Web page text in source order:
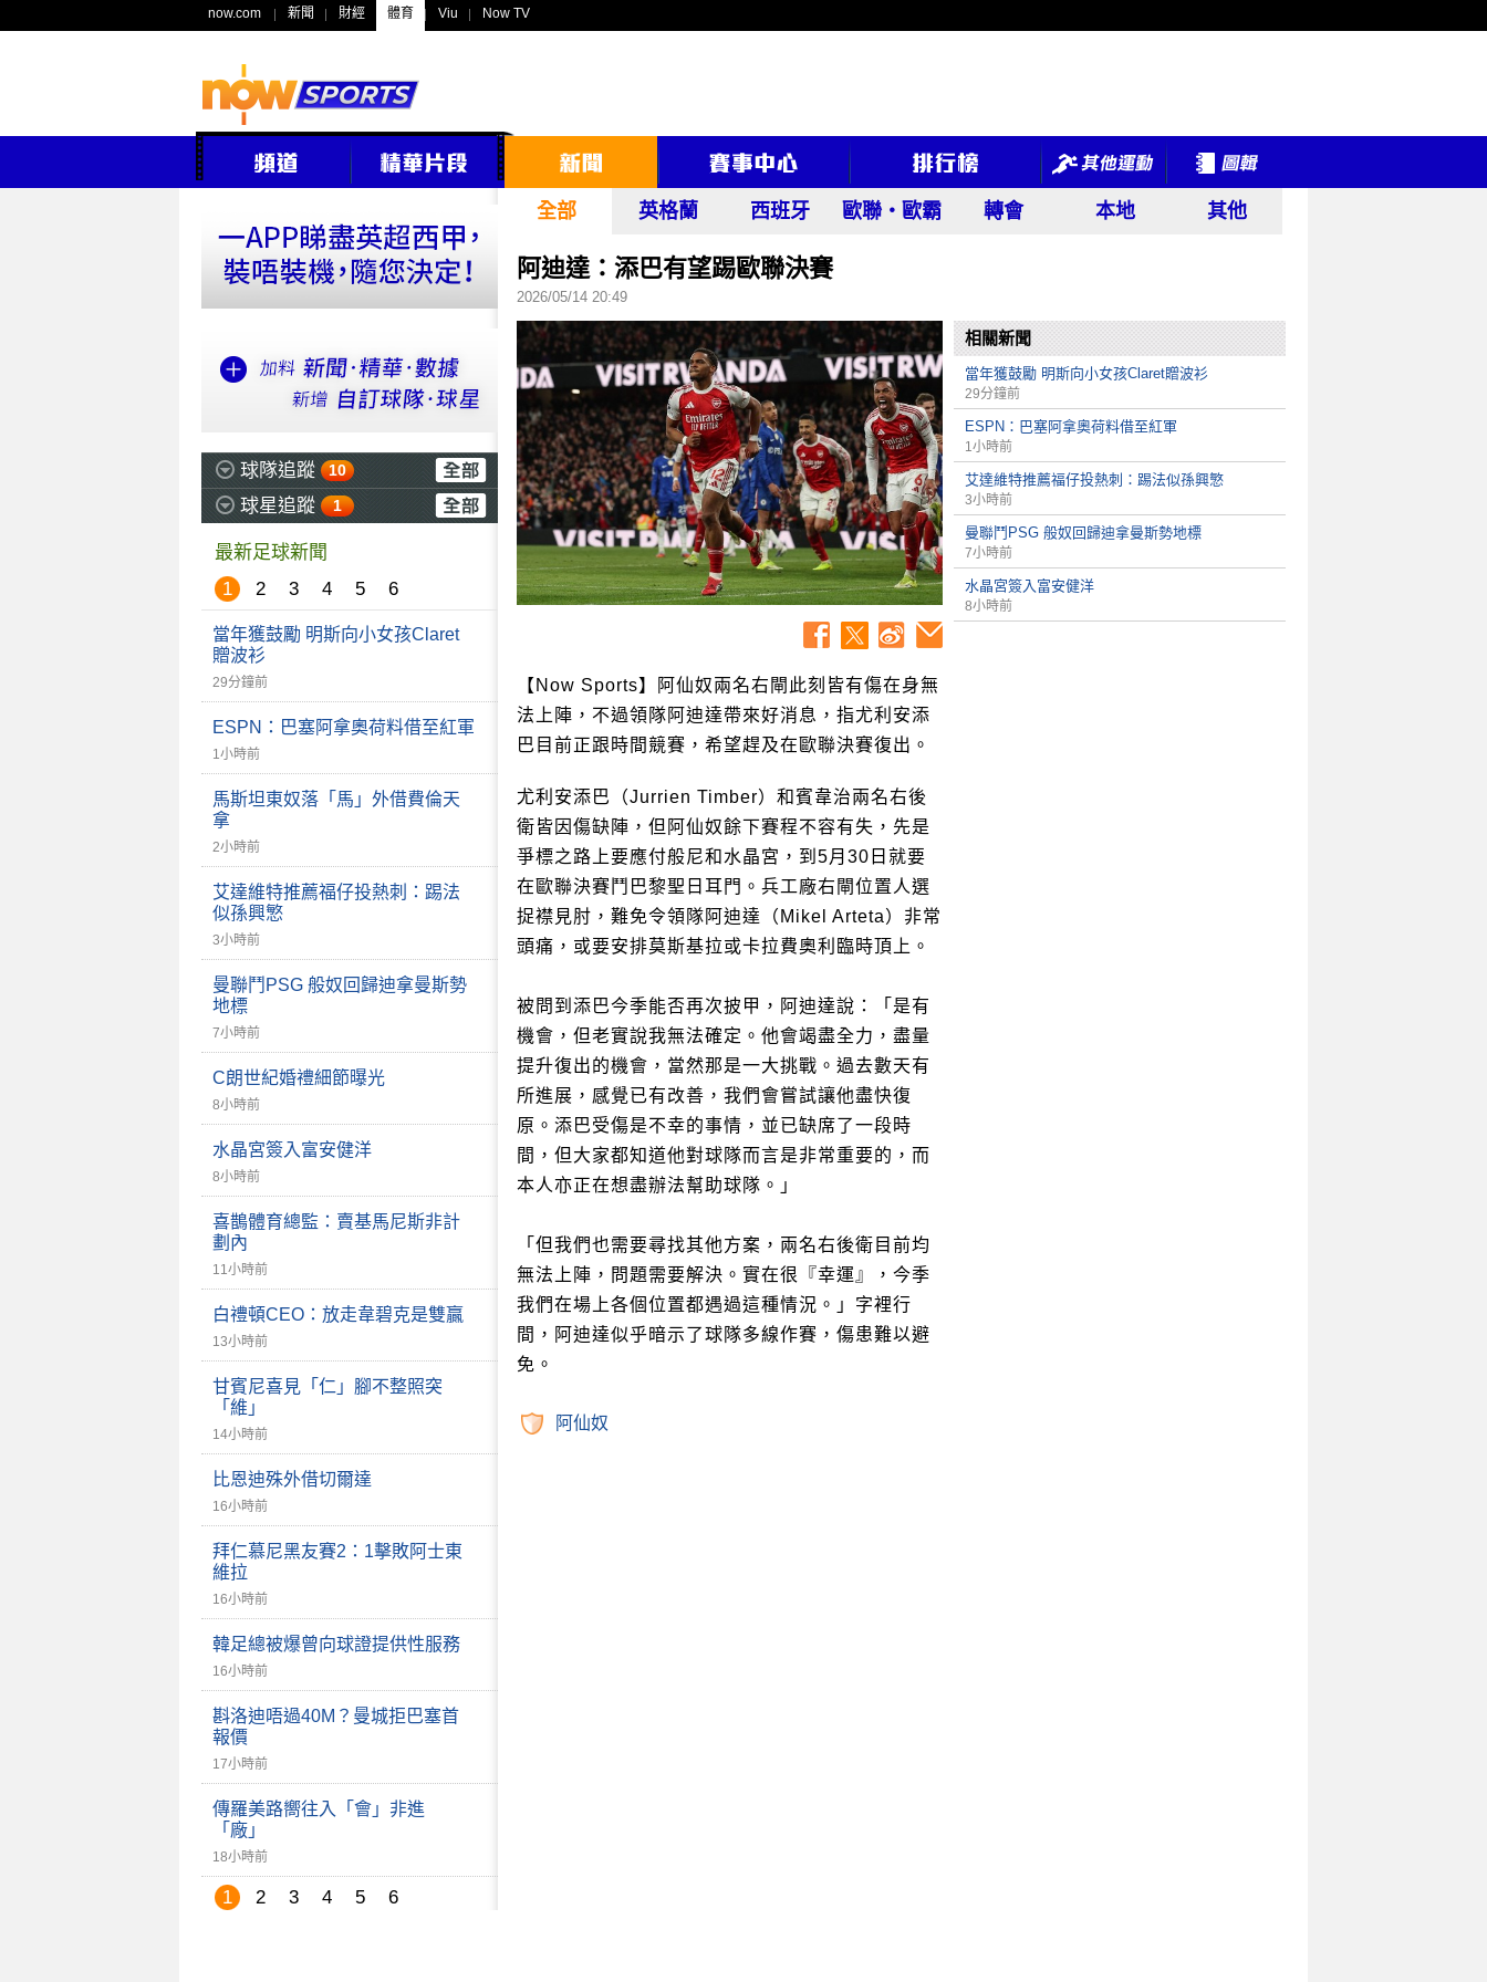
now.com 新聞 財經 體育 Viu Now TV
球隊追蹤 10
球星追蹤 1
最新足球新聞
1
2 3 4 5 6
當年獲鼓勵 明斯向小女孩Claret
贈波衫
29分鐘前
ESPN：巴塞阿拿奧荷料借至紅軍
1小時前
馬斯坦東奴落「馬」外借費倫天
拿
2小時前
艾達維特推薦福仔投熱刺：踢法
似孫興慜
3小時前
曼聯鬥PSG 般奴回歸迪拿曼斯勢
地標
7小時前
C朗世紀婚禮細節曝光
8小時前
水晶宮簽入富安健洋
8小時前
喜鵲體育總監：賣基馬尼斯非計
劃內
11小時前
白禮頓CEO：放走韋碧克是雙贏
13小時前
甘賓尼喜見「仁」腳不整照突
「維」
14小時前
比恩迪殊外借切爾達
16小時前
拜仁慕尼黑友賽2：1擊敗阿士東
維拉
16小時前
韓足總被爆曾向球證提供性服務
16小時前
斟洛迪唔過40M？曼城拒巴塞首
報價
17小時前
傳羅美路嚮往入「會」非進
「廠」
18小時前
1 2 3 4 5 6
全部 英格蘭 西班牙 歐聯‧歐霸 轉會 本地 其他
阿迪達：添巴有望踢歐聯決賽
2026/05/14 20:49
【Now Sports】阿仙奴兩名右閘此刻皆有傷在身無
法上陣，不過領隊阿迪達帶來好消息，指尤利安添
巴目前正跟時間競賽，希望趕及在歐聯決賽復出。
尤利安添巴（Jurrien Timber）和賓韋治兩名右後
衛皆因傷缺陣，但阿仙奴餘下賽程不容有失，先是
爭標之路上要應付般尼和水晶宮，到5月30日就要
在歐聯決賽鬥巴黎聖日耳門。兵工廠右閘位置人選
捉襟見肘，難免令領隊阿迪達（Mikel Arteta）非常
頭痛，或要安排莫斯基拉或卡拉費奧利臨時頂上。
被問到添巴今季能否再次披甲，阿迪達說：「是有
機會，但老實說我無法確定。他會竭盡全力，盡量
提升復出的機會，當然那是一大挑戰。過去數天有
所進展，感覺已有改善，我們會嘗試讓他盡快復
原。添巴受傷是不幸的事情，並已缺席了一段時
間，但大家都知道他對球隊而言是非常重要的，而
本人亦正在想盡辦法幫助球隊。」
「但我們也需要尋找其他方案，兩名右後衛目前均
無法上陣，問題需要解決。實在很『幸運』，今季
我們在場上各個位置都遇過這種情況。」字裡行
間，阿迪達似乎暗示了球隊多線作賽，傷患難以避
免。
阿仙奴
相關新聞
當年獲鼓勵 明斯向小女孩Claret贈波衫
29分鐘前
ESPN：巴塞阿拿奧荷料借至紅軍
1小時前
艾達維特推薦福仔投熱刺：踢法似孫興慜
3小時前
曼聯鬥PSG 般奴回歸迪拿曼斯勢地標
7小時前
水晶宮簽入富安健洋
8小時前